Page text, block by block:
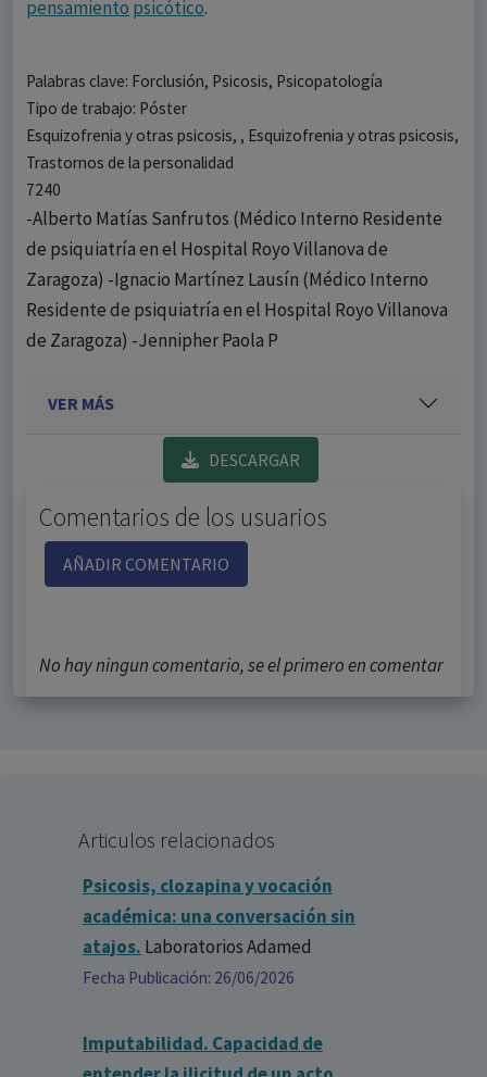
pensamiento psicótico.
Palabras clave: Forclusión, Psicosis, Psicopatología
Tipo de trabajo: Póster
Esquizofrenia y otras psicosis, , Esquizofrenia y otras psicosis,
Trastornos de la personalidad
7240
-Alberto Matías Sanfrutos (Médico Interno Residente
de psiquiatría en el Hospital Royo Villanova de
Zaragoza) -Ignacio Martínez Lausín (Médico Interno
Residente de psiquiatría en el Hospital Royo Villanova
de Zaragoza) -Jennipher Paola P
VER MÁS
DESCARGAR
Comentarios de los usuarios
AÑADIR COMENTARIO
No hay ningun comentario, se el primero en comentar
Articulos relacionados
Psicosis, clozapina y vocación
académica: una conversación sin
atajos. Laboratorios Adamed
Fecha Publicación: 26/06/2026
Imputabilidad. Capacidad de